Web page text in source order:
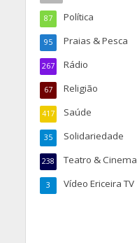
Política
87
Praias & Pesca
95
Rádio
267
Religião
67
Saúde
417
Solidariedade
35
Teatro & Cinema
238
Vídeo Ericeira TV
3